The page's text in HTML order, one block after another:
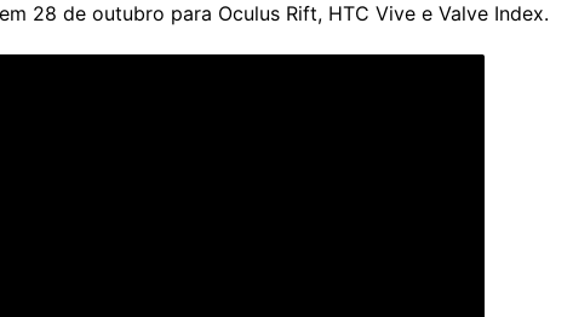
28 de outubro para Oculus Rift, HTC Vive e Valve Index.